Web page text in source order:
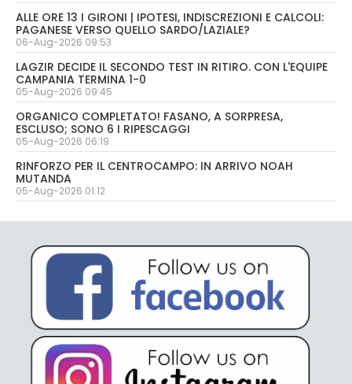
ALLE ORE 13 I GIRONI | IPOTESI, INDISCREZIONI E CALCOLI:
PAGANESE VERSO QUELLO SARDO/LAZIALE?
06-Aug-2026 09:53
LAGZIR DECIDE IL SECONDO TEST IN RITIRO. CON L'EQUIPE
CAMPANIA TERMINA 1-0
05-Aug-2026 09:45
ORGANICO COMPLETATO! FASANO, A SORPRESA,
ESCLUSO; SONO 6 I RIPESCAGGI
05-Aug-2026 06:19
RINFORZO PER IL CENTROCAMPO: IN ARRIVO NOAH
MUTANDA
05-Aug-2026 01:12